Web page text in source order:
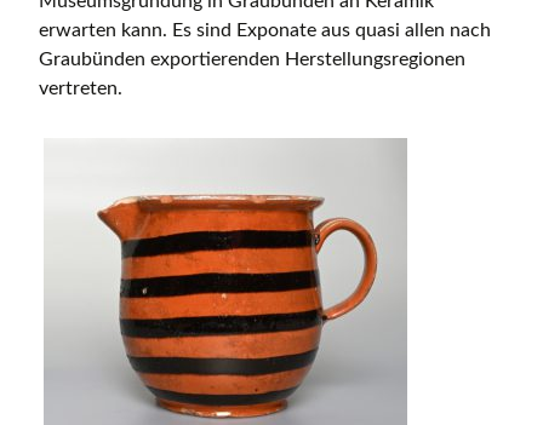
erwarten kann. Es sind Exponate aus quasi allen nach
Graubünden exportierenden Herstellungsregionen
vertreten.